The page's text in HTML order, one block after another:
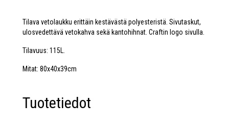
Tilava vetolaukku erittäin kestävästä polyesteristä. Sivutaskut,
ulosvedettävä vetokahva sekä kantohihnat. Craftin logo sivulla.
Tilavuus: 115L.
Mitat: 80x40x39cm
Tuotetiedot